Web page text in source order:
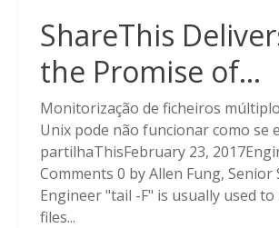
ShareThis
the Promise of
Cookieless Data
Solutions
Monitorização de ficheiros
Unix pode não funcionar como se
partilhaThisFebruary 23,
Comments 0 by Allen Fung, Senior
Engineer "tail -F" is usually used
files...